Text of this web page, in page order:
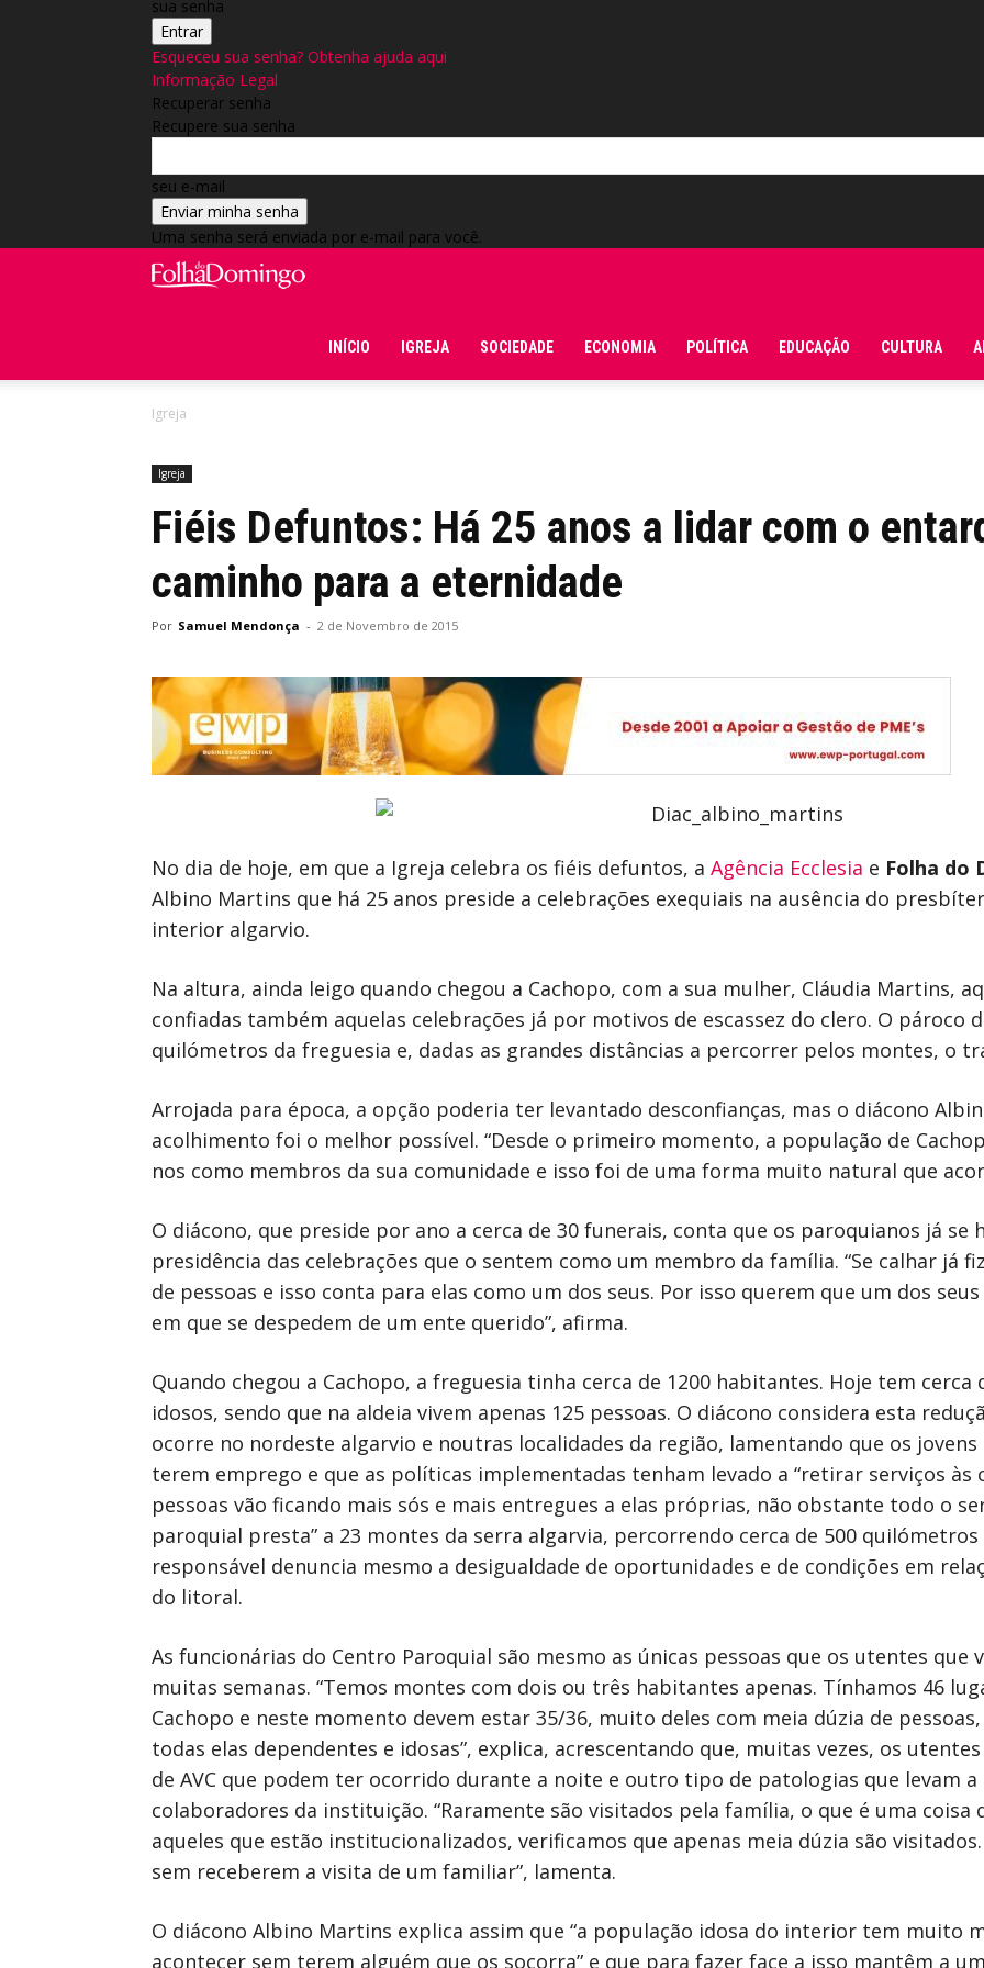
sua senha
Esqueceu sua senha? Obtenha ajuda aqui
Informação Legal
Recuperar senha
Recupere sua senha
seu e-mail
Uma senha será enviada por e-mail para você.
INÍCIO IGREJA SOCIEDADE ECONOMIA POLÍTICA EDUCAÇÃO CULTURA
Igreja
Igreja
Fiéis Defuntos: Há 25 anos a lidar com o
caminho para a eternidade
Por Samuel Mendonça - 2 de Novembro de 2015
No dia de hoje, em que a Igreja celebra os fiéis defuntos, a Agência Ecclesia e Folha do
Albino Martins que há 25 anos preside a celebrações exequiais na ausência do
interior algarvio.
Na altura, ainda leigo quando chegou a Cachopo, com a sua mulher, Cláudia Martins,
confiadas também aquelas celebrações já por motivos de escassez do clero. O pároco
quilómetros da freguesia e, dadas as grandes distâncias a percorrer pelos montes, o
Arrojada para época, a opção poderia ter levantado desconfianças, mas o diácono
acolhimento foi o melhor possível. “Desde o primeiro momento, a população de
nos como membros da sua comunidade e isso foi de uma forma muito natural que
O diácono, que preside por ano a cerca de 30 funerais, conta que os paroquianos já
presidência das celebrações que o sentem como um membro da família. “Se calhar já
de pessoas e isso conta para elas como um dos seus. Por isso querem que um dos
em que se despedem de um ente querido”, afirma.
Quando chegou a Cachopo, a freguesia tinha cerca de 1200 habitantes. Hoje tem
idosos, sendo que na aldeia vivem apenas 125 pessoas. O diácono considera esta
ocorre no nordeste algarvio e noutras localidades da região, lamentando que os
terem emprego e que as políticas implementadas tenham levado a “retirar serviços às
pessoas vão ficando mais sós e mais entregues a elas próprias, não obstante todo o
paroquial presta” a 23 montes da serra algarvia, percorrendo cerca de 500
responsável denuncia mesmo a desigualdade de oportunidades e de condições em
do litoral.
As funcionárias do Centro Paroquial são mesmo as únicas pessoas que os utentes que
muitas semanas. “Temos montes com dois ou três habitantes apenas. Tínhamos 46
Cachopo e neste momento devem estar 35/36, muito deles com meia dúzia de
todas elas dependentes e idosas”, explica, acrescentando que, muitas vezes, os
de AVC que podem ter ocorrido durante a noite e outro tipo de patologias que levam
colaboradores da instituição. “Raramente são visitados pela família, o que é uma coisa
aqueles que estão institucionalizados, verificamos que apenas meia dúzia são
sem receberem a visita de um familiar”, lamenta.
O diácono Albino Martins explica assim que “a população idosa do interior tem muito
acontecer sem terem alguém que os socorra” e que para fazer face a isso mantêm a